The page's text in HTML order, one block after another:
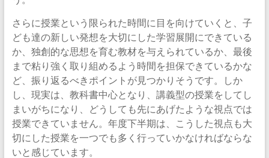
さらに授業という限られた時間に目を向けていくと、子
ども達の新しい発想を大切にした学習展開にできている
か、独創的な思想を育む教材を与えられているか、最後
まで粘り強く取り組めるよう時間を担保できているかな
ど、振り返るべきポイントが見つかりそうです。しか
し、現実は、教科書中心となり、講義型の授業をしてし
まいがちになり、どうしても先にあげたような視点では
授業できていません。年度下半期は、こうした視点も大
切にした授業を一つでも多く行っていかなければならな
いと感じています。